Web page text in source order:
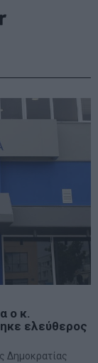
ο κ.
ελεύθερος
Δημοκρατίας